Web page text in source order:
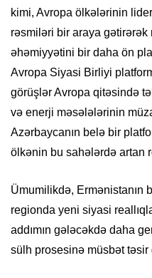
kimi, Avropa ölkələrinin
rəsmiləri bir araya
əhəmiyyətini bir daha ön
Avropa Siyasi Birliyi
görüşlər Avropa qitəsində
və enerji məsələlərinin
Azərbaycanın belə bir
ölkənin bu sahələrdə artan
Ümumilikdə, Ermənistanın
regionda yeni siyasi
addımın gələcəkdə daha
sülh prosesinə müsbət